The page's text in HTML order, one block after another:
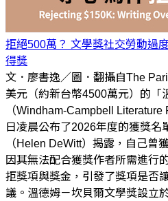
拒絕500萬？ 文學獎社交勞動過
得獎
文．廖書逸／圖．翻攝自The
美元（約新台幣4500萬元）的「
（Windham-Campbell
日凌晨公布了2026年度的獲獎名
（Helen DeWitt）揭露，自己曾
因其無法配合獲獎作者所需進行
拒獎項與獎金，引發了獎項是否
議。溫德姆－坎貝爾文學獎設立